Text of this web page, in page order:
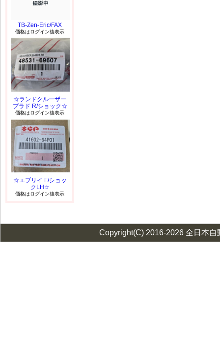
TB-Zen-Eric/FAX
価格はログイン後表示
☆ランドクルーザー
プラド R/ショック☆
価格はログイン後表示
☆エブリイ F/ショッ
クLH☆
価格はログイン後表示
Copyright(C) 2016-2026 全日本